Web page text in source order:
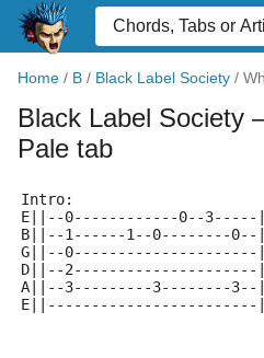
Home / B / Black Label Society /
Black Label Society
Pale tab
Intro:
E||--0------------0--
B||--1------1--0--------
G||--
D||--
A||--3---------3--------